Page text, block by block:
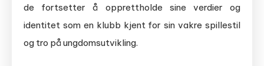
de fortsetter å opprettholde sine verdier og
identitet som en klubb kjent for sin vakre spillestil
og tro på ungdomsutvikling.